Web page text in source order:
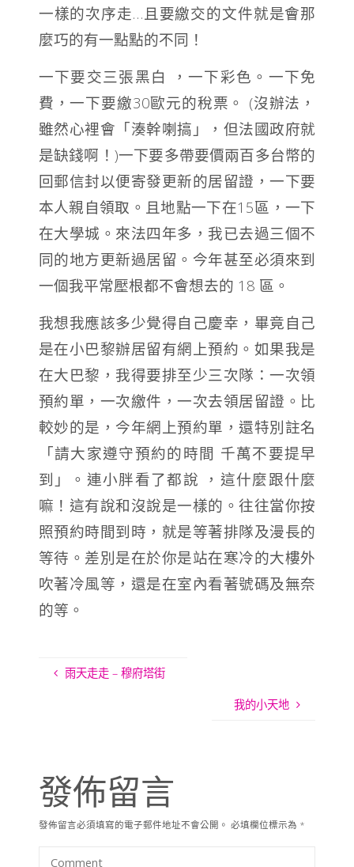
一樣的次序走… 且要繳交的文件就是會那
麼巧的有一點點的不同！
一下要交三張黑白 ，一下彩色。 一下免
費，一下要繳30歐元的稅票。 (沒辦法，
雖然心裡會「湊幹喇搞」，但法國政府就
是缺錢啊！)一下要多帶要價兩百多台幣的
回郵信封以便寄發更新的居留證，一下要
本人親自領取。 且地點一下在15區，一下
在大學城。 來法四年多，我已去過三個不
同的地方更新過居留。 今年甚至必須來到
一個我平常壓根都不會想去的 18 區。
我想我應該多少覺得自己慶幸， 畢竟自己
是在小巴黎辦居留有網上預約。 如果我是
在大巴黎，我得要排至少三次隊：一次領
預約單， 一次繳件，一次去領居留證。 比
較妙的是，今年網上預約單，還特別註名
「請大家遵守預約的時間 千萬不要提早
到」。 連小胖看了都說 ，這什麼跟什麼
嘛！ 這有說和沒說是一樣的。往往當你按
照預約時間到時， 就是等著排隊及漫長的
等待。 差別是在於你是站在寒冷的大樓外
吹著冷風等， 還是在室內看著號碼及無奈
的等。
雨天走走 – 穆府塔街
我的小天地
發佈留言
發佈留言必須填寫的電子郵件地址不會公開。 必填欄位標示為 *